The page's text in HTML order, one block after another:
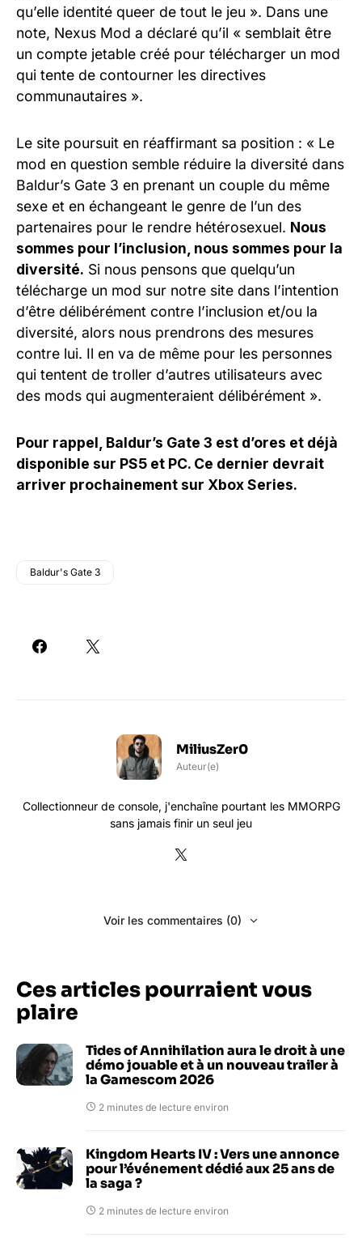
qu’elle identité queer de tout le jeu ». Dans une
note, Nexus Mod a déclaré qu’il « semblait être
un compte jetable créé pour télécharger un mod
qui tente de contourner les directives
communautaires ».
Le site poursuit en réaffirmant sa position : « Le
mod en question semble réduire la diversité dans
Baldur’s Gate 3 en prenant un couple du même
sexe et en échangeant le genre de l’un des
partenaires pour le rendre hétérosexuel. Nous
sommes pour l’inclusion, nous sommes pour la
diversité. Si nous pensons que quelqu’un
télécharge un mod sur notre site dans l’intention
d’être délibérément contre l’inclusion et/ou la
diversité, alors nous prendrons des mesures
contre lui. Il en va de même pour les personnes
qui tentent de troller d’autres utilisateurs avec
des mods qui augmenteraient délibérément ».
Pour rappel, Baldur’s Gate 3 est d’ores et déjà
disponible sur PS5 et PC. Ce dernier devrait
arriver prochainement sur Xbox Series.
Baldur's Gate 3
MiliusZer0
Auteur(e)
Collectionneur de console, j'enchaîne pourtant les MMORPG
sans jamais finir un seul jeu
Voir les commentaires (0)
Ces articles pourraient vous
plaire
Tides of Annihilation aura le droit à une
démo jouable et à un nouveau trailer à
la Gamescom 2026
2 minutes de lecture environ
Kingdom Hearts IV : Vers une annonce
pour l’événement dédié aux 25 ans de
la saga ?
2 minutes de lecture environ